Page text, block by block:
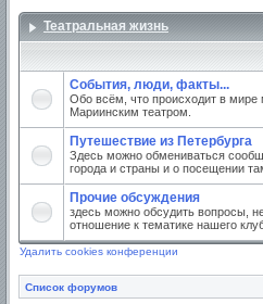
Театральная жизнь
События, люди, факты...
Обо всём, что происходит в мире
Мариинским театром.
Путешествие из Петербурга
Здесь можно обмениваться
города и страны и о посещении
Прочие обсуждения
здесь можно обсудить вопросы,
отношение к тематике нашего
Удалить cookies конференции
Список форумов